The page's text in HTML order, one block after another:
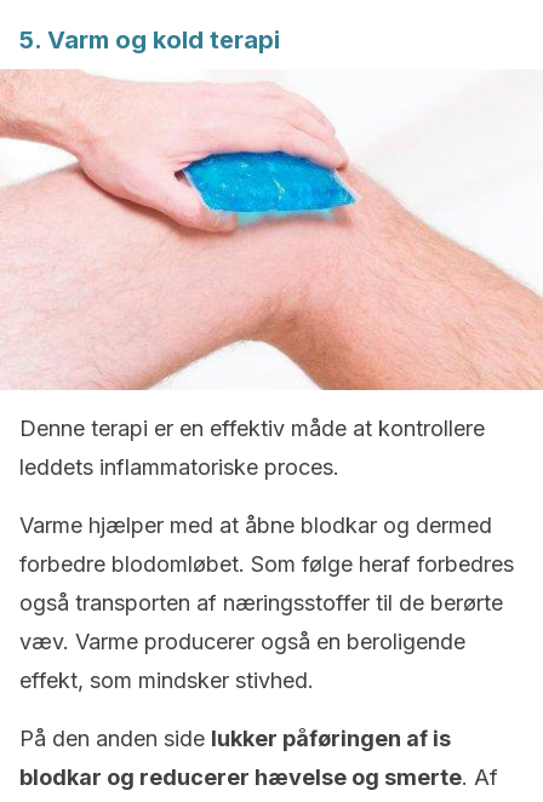
5. Varm og kold terapi
Denne terapi er en effektiv måde at kontrollere
leddets inflammatoriske proces.
Varme hjælper med at åbne blodkar og dermed
forbedre blodomløbet. Som følge heraf forbedres
også transporten af næringsstoffer til de berørte
væv. Varme producerer også en beroligende
effekt, som mindsker stivhed.
På den anden side lukker påføringen af is
blodkar og reducerer hævelse og smerte. Af